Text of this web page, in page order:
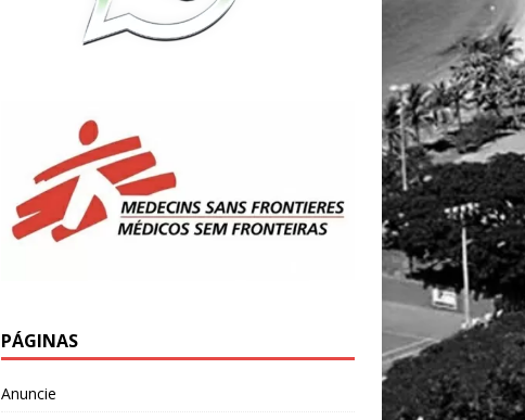
PÁGINAS
Anuncie